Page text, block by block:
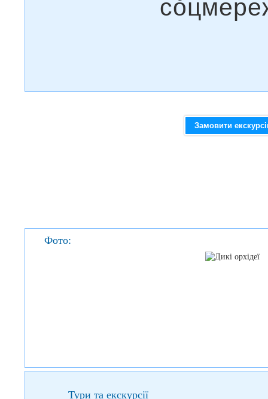
Замовити
Фото:
Тури та екскурсії